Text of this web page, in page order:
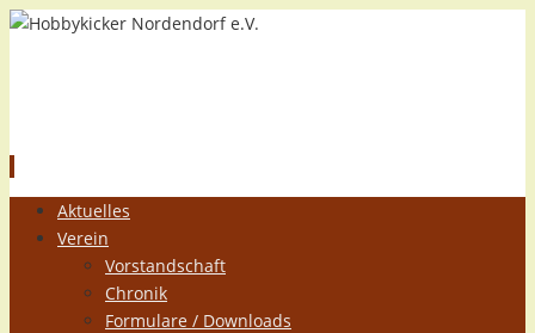
Zum
Inhalt
Aktuelles
Verein
Vorstandschaft
Chronik
Formulare / Downloads